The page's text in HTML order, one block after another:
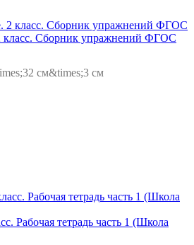
класс. Сборник упражнений ФГОС
см&times;3 см
Рабочая тетрадь часть 1 (Школа